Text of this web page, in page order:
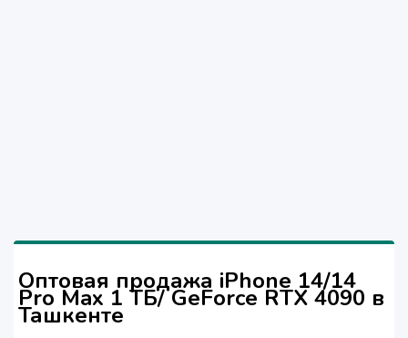
Оптовая продажа iPhone 14/14
Pro Max 1 ТБ/ GeForce RTX 4090 в
Ташкенте